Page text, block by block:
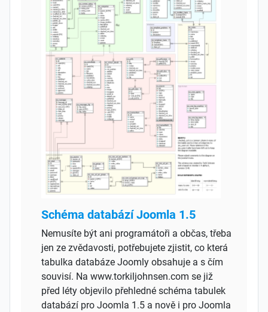
Schéma databází Joomla 1.5
Nemusíte být ani programátoři a občas, třeba
jen ze zvědavosti, potřebujete zjistit, co která
tabulka databáze Joomly obsahuje a s čím
souvisí. Na www.torkiljohnsen.com se již
před léty objevilo přehledné schéma tabulek
databází pro Joomla 1.5 a nově i pro Joomla